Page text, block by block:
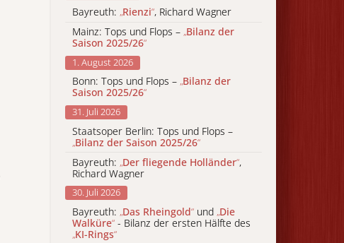
Bayreuth: „Rienzi“, Richard Wagner
Mainz: Tops und Flops – „Bilanz der
Saison 2025/26“
1. August 2026
Bonn: Tops und Flops – „Bilanz der
Saison 2025/26“
31. Juli 2026
Staatsoper Berlin: Tops und Flops –
„Bilanz der Saison 2025/26“
Bayreuth: „Der fliegende Holländer“,
Richard Wagner
30. Juli 2026
Bayreuth: „Das Rheingold“ und „Die
Walküre“ - Bilanz der ersten Hälfte des
„KI-Rings“